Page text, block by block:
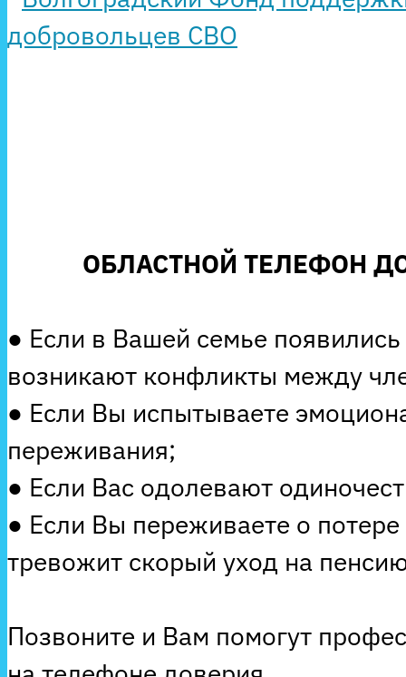
ОБЛАСТНОЙ ТЕЛЕФОН
● Если в Вашей семье
возникают конфликты между
● Если Вы испытываете
переживания;
● Если Вас одолевают
● Если Вы переживаете о
тревожит скорый уход на
Позвоните и Вам помогут